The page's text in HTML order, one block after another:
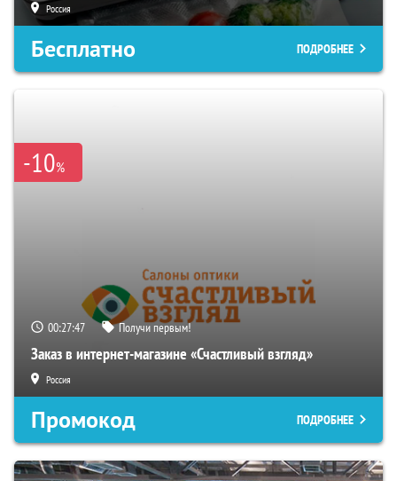
Россия
Бесплатно ПОДРОБНЕЕ
-10%
00:27:46 Получи первым!
Заказ в интернет-магазине «Счастливый взгляд»
Россия
Промокод ПОДРОБНЕЕ